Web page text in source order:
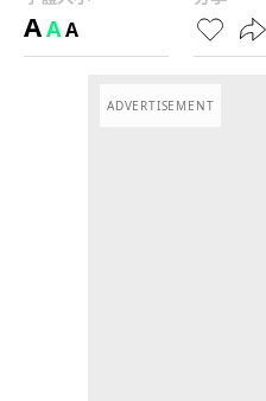
AAA
ADVERTISEMENT